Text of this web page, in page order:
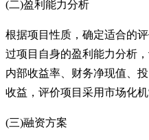
(二)盈利能力分析
根据项目性质，确定适合的
过项目自身的盈利能力分析
内部收益率、财务净现值、
收益，评价项目采用市场化
(三)融资方案